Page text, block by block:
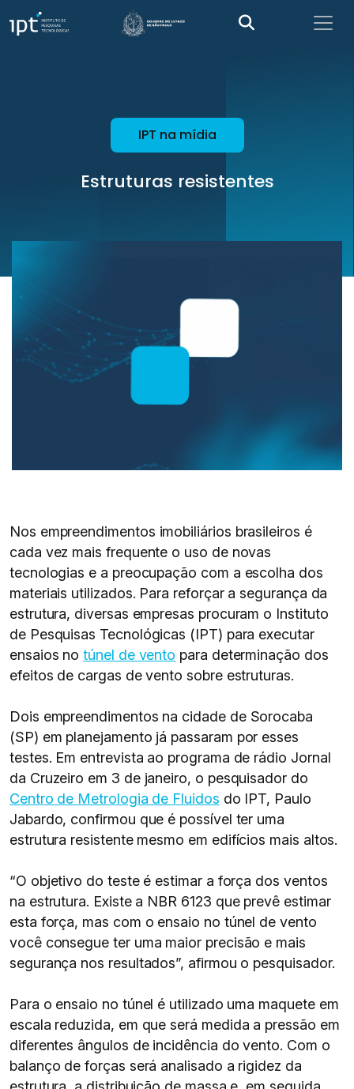
IPT na mídia
Estruturas resistentes
Nos empreendimentos imobiliários brasileiros é
cada vez mais frequente o uso de novas
tecnologias e a preocupação com a escolha dos
materiais utilizados. Para reforçar a segurança da
estrutura, diversas empresas procuram o Instituto
de Pesquisas Tecnológicas (IPT) para executar
ensaios notúnel de vento para determinação dos
efeitos de cargas de vento sobre estruturas.
Dois empreendimentos na cidade de Sorocaba
(SP) em planejamento já passaram por esses
testes. Em entrevista ao programa de rádio Jornal
da Cruzeiro em 3 de janeiro, o pesquisador do
Centro de Metrologia de Fluidos do IPT, Paulo
Jabardo, confirmou que é possível ter uma
estrutura resistente mesmo em edifícios mais altos.
“O objetivo do teste é estimar a força dos ventos
na estrutura. Existe a NBR 6123 que prevê estimar
esta força, mas com o ensaio no túnel de vento
você consegue ter uma maior precisão e mais
segurança nos resultados”, afirmou o pesquisador.
Para o ensaio no túnel é utilizado uma maquete em
escala reduzida, em que será medida a pressão em
diferentes ângulos de incidência do vento. Com o
balanço de forças será analisado a rigidez da